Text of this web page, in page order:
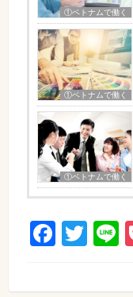
①ベトナムで働く
①ベトナムで働く
①ベトナムで働く